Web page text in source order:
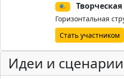
🎭
Горизонтальная
Стать участником
Идеи и сценарии